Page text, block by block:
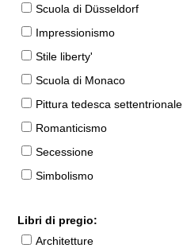
Scuola di Düsseldorf
Impressionismo
Stile liberty'
Scuola di Monaco
Pittura tedesca settentrionale
Romanticismo
Secessione
Simbolismo
Libri di pregio:
Architetture